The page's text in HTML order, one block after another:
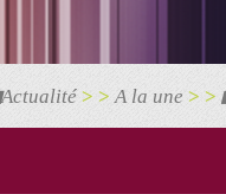
Actualité > >A la une > >